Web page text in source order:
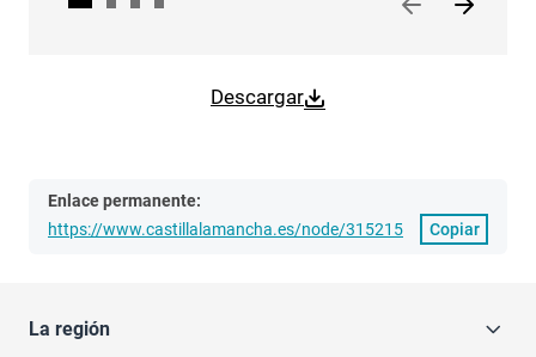
Descargar
Enlace permanente:
https://www.castillalamancha.es/node/315215
Copiar
La región